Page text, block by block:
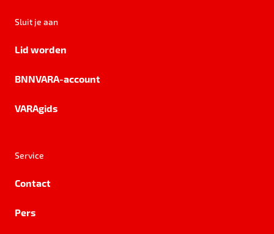
Sluit je aan
Lid worden
BNNVARA-account
VARAgids
Service
Contact
Pers